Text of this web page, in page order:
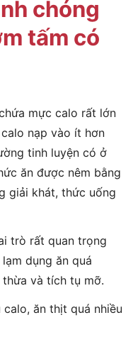
chóng
tấm có
mực calo rất lớn
nạp vào ít hơn
tinh luyện có ở
ăn được nêm bằng
giải khát, thức uống
trò rất quan trọng
dụng ăn quá
và tích tụ mỡ.
ăn thịt quá nhiều